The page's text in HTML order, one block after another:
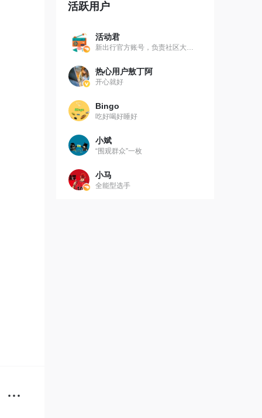
活跃用户
活动君
新出行官方账号，负责社区大小线上线下活动。
热心用户敖丁阿
开心就好
Bingo
吃好喝好睡好
小斌
“围观群众”一枚
小马
全能型选手